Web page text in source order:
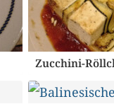
Zucchini-